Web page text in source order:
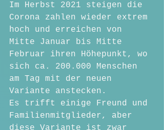
Im Herbst 2021 steigen die
Corona zahlen wieder extrem
hoch und erreichen von
Mitte Januar bis Mitte
Februar ihren Höhepunkt, wo
sich ca. 200.000 Menschen
am Tag mit der neuen
Variante anstecken.
Es trifft einige Freund und
Familienmitglieder, aber
diese Variante ist zwar